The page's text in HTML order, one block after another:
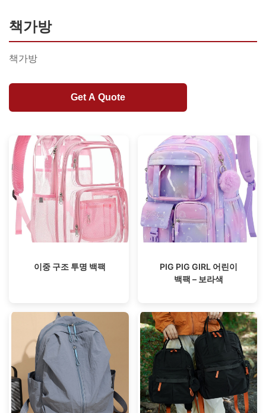
책가방
책가방
Get A Quote
이중 구조 투명 백팩
PIG PIG GIRL 어린이
백팩 – 보라색